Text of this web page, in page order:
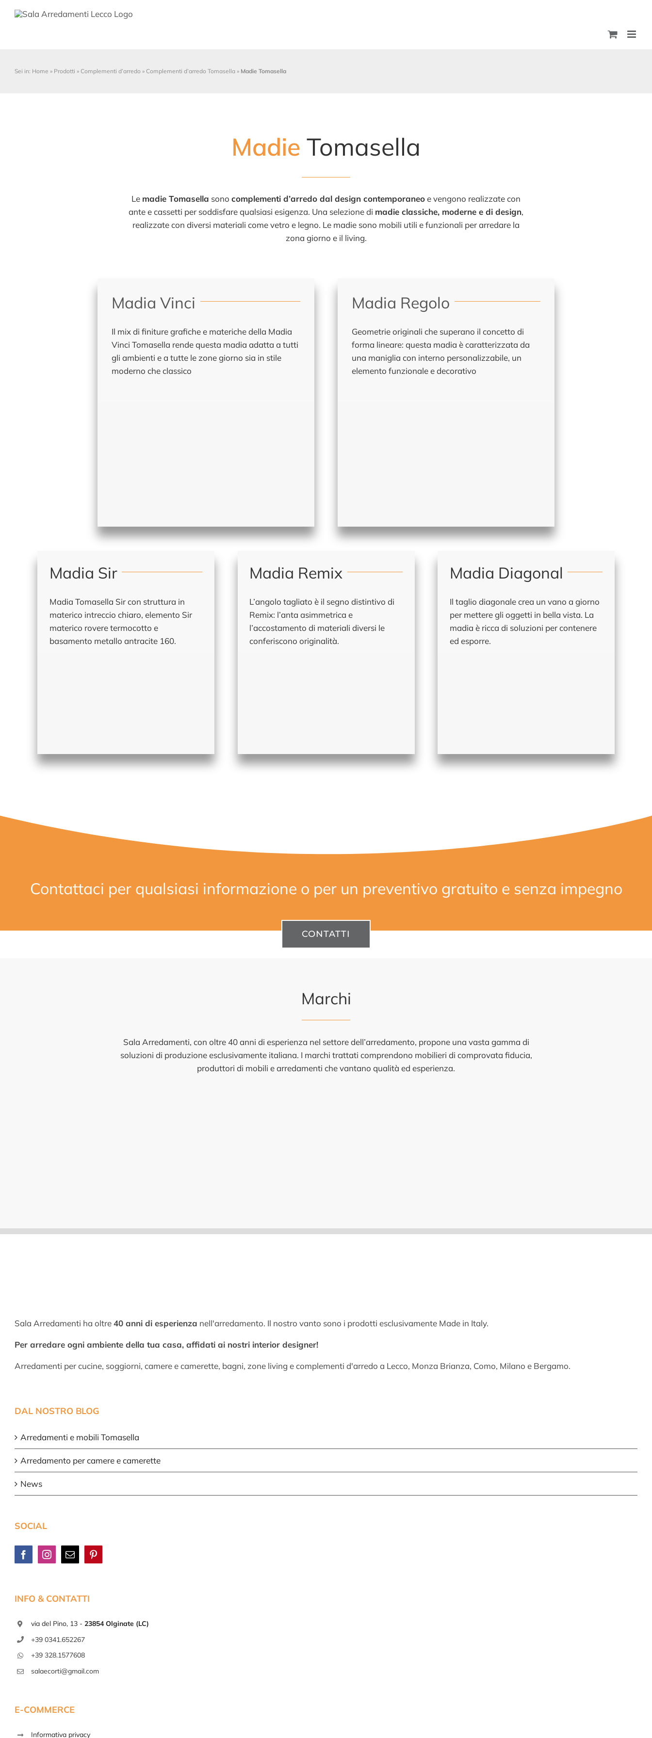
Sei in: Home » Prodotti » Complementi d’arredo » Complementi d’arredo Tomasella » Madie Tomasella
Madie Tomasella
Le madie Tomasella sono complementi d’arredo dal design contemporaneoe vengono realizzate con
ante e cassetti per soddisfare qualsiasi esigenza. Una selezione di madie classiche, moderne e di design,
realizzate con diversi materiali come vetro e legno. Le madie sono mobili utili e funzionali per arredare la
zona giorno e il living.
Madia Vinci
Il mix di finiture grafiche e materiche della Madia
Vinci Tomasella rende questa madia adatta a tutti
gli ambienti e a tutte le zone giorno sia in stile
moderno che classico
Madia Regolo
Geometrie originali che superano il concetto di
forma lineare: questa madia è caratterizzata da
una maniglia con interno personalizzabile, un
elemento funzionale e decorativo
Madia Sir
Madia Tomasella Sir con struttura in
materico intreccio chiaro, elemento Sir
materico rovere termocotto e
basamento metallo antracite 160.
Madia Remix
L’angolo tagliato è il segno distintivo di
Remix: l’anta asimmetrica e
l’accostamento di materiali diversi le
conferiscono originalità.
Madia Diagonal
Il taglio diagonale crea un vano a giorno
per mettere gli oggetti in bella vista. La
madia è ricca di soluzioni per contenere
ed esporre.
Contattaci per qualsiasi informazione o per un preventivo gratuito e senza impegno
CONTATTI
Marchi
Sala Arredamenti, con oltre 40 anni di esperienza nel settore dell’arredamento, propone una vasta gamma di
soluzioni di produzione esclusivamente italiana. I marchi trattati comprendono mobilieri di comprovata fiducia,
produttori di mobili e arredamenti che vantano qualità ed esperienza.
Sala Arredamenti ha oltre40 anni di esperienza nell'arredamento. Il nostro vanto sono i prodotti esclusivamente Made in Italy.
Per arredare ogni ambiente della tua casa, affidati ai nostri interior designer!
Arredamenti per cucine, soggiorni, camere e camerette, bagni, zone living e complementi d'arredo a Lecco, Monza Brianza, Como, Milano e Bergamo.
DAL NOSTRO BLOG
Arredamenti e mobili Tomasella
Arredamento per camere e camerette
News
SOCIAL
INFO & CONTATTI
via del Pino, 13 - 23854 Olginate (LC)
+39 0341.652267
+39 328.1577608
salaecorti@gmail.com
E-COMMERCE
Informativa privacy